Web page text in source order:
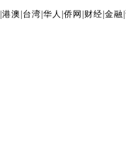
|港澳 台湾 |华人 |侨网 财经 |金融 |